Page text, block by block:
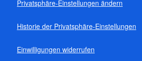
Privatsphäre-Einstellungen ändern
Historie der Privatsphäre-Einstellungen
Einwilligungen widerrufen